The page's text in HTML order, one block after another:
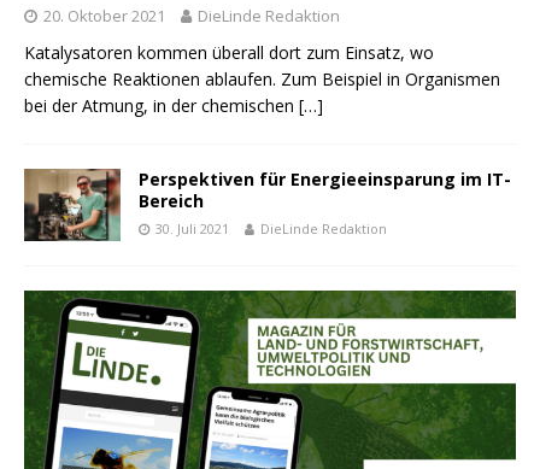
20. Oktober 2021 DieLinde Redaktion
Katalysatoren kommen überall dort zum Einsatz, wo
chemische Reaktionen ablaufen. Zum Beispiel in Organismen
bei der Atmung, in der chemischen […]
Perspektiven für Energieeinsparung im IT-
Bereich
30. Juli 2021 DieLinde Redaktion